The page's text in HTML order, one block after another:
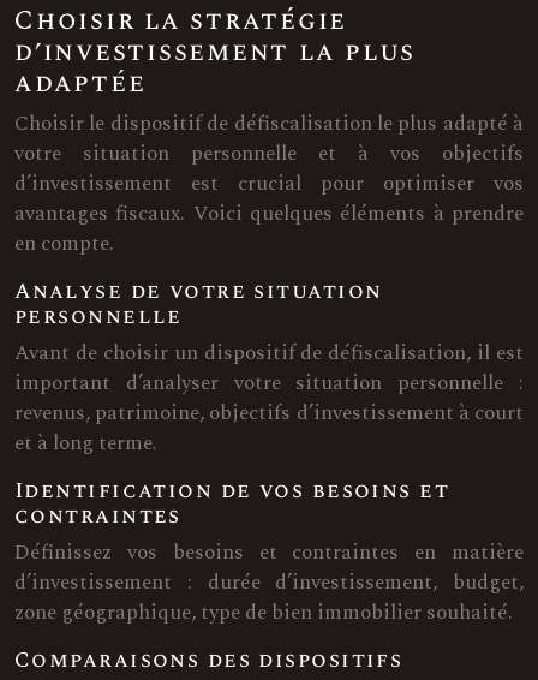
Choisir la stratégie
d’investissement la plus
adaptée
Choisir le dispositif de défiscalisation le plus adapté à
votre situation personnelle et à vos objectifs
d’investissement est crucial pour optimiser vos
avantages fiscaux. Voici quelques éléments à prendre
en compte.
Analyse de votre situation
personnelle
Avant de choisir un dispositif de défiscalisation, il est
important d’analyser votre situation personnelle :
revenus, patrimoine, objectifs d’investissement à court
et à long terme.
Identification de vos besoins et
contraintes
Définissez vos besoins et contraintes en matière
d’investissement : durée d’investissement, budget,
zone géographique, type de bien immobilier souhaité.
Comparaisons des dispositifs